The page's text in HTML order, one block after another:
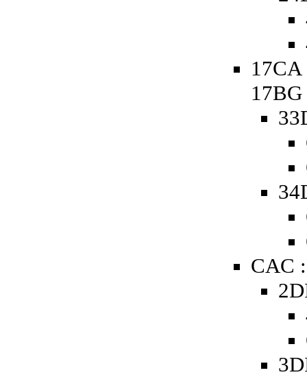
17BG
CAC